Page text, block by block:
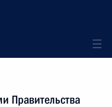
Правительства